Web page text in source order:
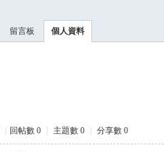
留言板 個人資料
回帖數 0 主題數 0 分享數 0